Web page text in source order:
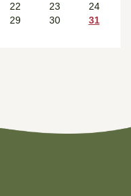
22 23
24
29 30
31